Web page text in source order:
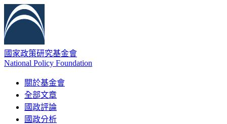
國家政策研究基金會
National Policy Foundation
關於基金會
全部文章
國政評論
國政分析